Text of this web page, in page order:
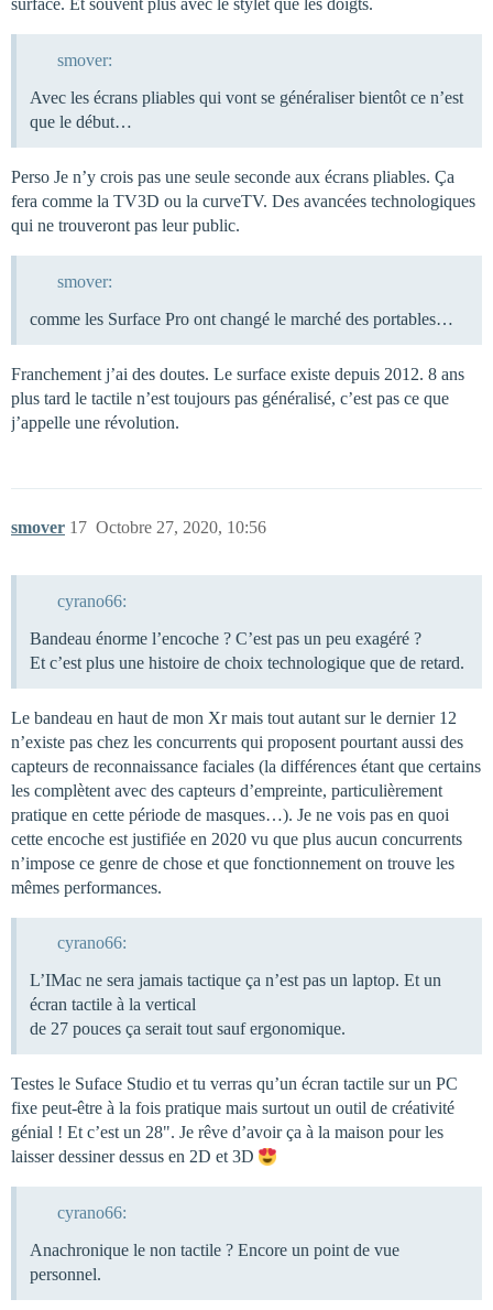
surface. Et souvent plus avec le stylet que les doigts.
smover:
Avec les écrans pliables qui vont se généraliser bientôt ce n’est
que le début…
Perso Je n’y crois pas une seule seconde aux écrans pliables. Ça
fera comme la TV3D ou la curveTV. Des avancées technologiques
qui ne trouveront pas leur public.
smover:
comme les Surface Pro ont changé le marché des portables…
Franchement j’ai des doutes. Le surface existe depuis 2012. 8 ans
plus tard le tactile n’est toujours pas généralisé, c’est pas ce que
j’appelle une révolution.
smover Octobre 27, 2020, 10:56
17
cyrano66:
Bandeau énorme l’encoche ? C’est pas un peu exagéré ?
Et c’est plus une histoire de choix technologique que de retard.
Le bandeau en haut de mon Xr mais tout autant sur le dernier 12
n’existe pas chez les concurrents qui proposent pourtant aussi des
capteurs de reconnaissance faciales (la différences étant que certains
les complètent avec des capteurs d’empreinte, particulièrement
pratique en cette période de masques…). Je ne vois pas en quoi
cette encoche est justifiée en 2020 vu que plus aucun concurrents
n’impose ce genre de chose et que fonctionnement on trouve les
mêmes performances.
cyrano66:
L’IMac ne sera jamais tactique ça n’est pas un laptop. Et un
écran tactile à la vertical
de 27 pouces ça serait tout sauf ergonomique.
Testes le Suface Studio et tu verras qu’un écran tactile sur un PC
fixe peut-être à la fois pratique mais surtout un outil de créativité
génial ! Et c’est un 28". Je rêve d’avoir ça à la maison pour les
laisser dessiner dessus en 2D et 3D
cyrano66:
Anachronique le non tactile ? Encore un point de vue
personnel.